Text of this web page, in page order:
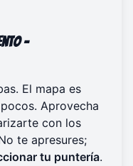
–
El mapa es
Aprovecha
con los
te apresures;
tu puntería.